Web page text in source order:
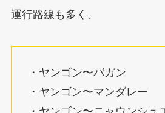
運行路線も多く、
・ヤンゴン〜バガン
・ヤンゴン〜マンダレー